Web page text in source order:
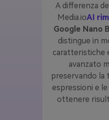
A differenza
Media.ioAI
Google Nano
distingue in
caratteristiche
avanzato
preservando la
espressioni e
ottenere